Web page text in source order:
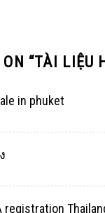
“TÀI LIỆU
in phuket
registration